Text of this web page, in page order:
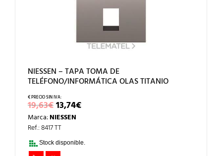
NIESSEN – TAPA TOMA DE
TELÉFONO/INFORMÁTICA OLAS TITANIO
19,63€EL
PRECIO
ORIGINAL
ERA:
19,63€.
13,74€EL
PRECIO
Marca:NIESSEN
Ref.: 8417 TT
Stock disponible.